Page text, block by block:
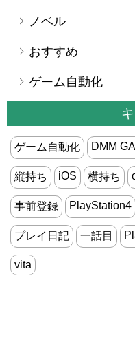
ノベル
おすすめ
ゲーム自動化
ゲーム自動化 DMM
縦持ち iOS 横持ち
事前登録 PlayStation4
プレイ日記 一話目
vita